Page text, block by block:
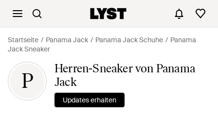
Startseite Panama Jack Panama Jack Schuhe
Panama
Jack Sneaker
P
Herren-Sneaker von Panama
Jack
Updates erhalten